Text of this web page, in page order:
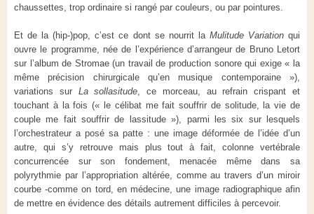
chaussettes, trop ordinaire si rangé par couleurs, ou par pointures.
Et de la (hip-)pop, c’est ce dont se nourrit la Mulitude Variationqui
ouvre le programme, née de l’expérience d’arrangeur de Bruno Letort
sur l’album de Stromae (un travail de production sonore qui exige « la
même précision chirurgicale qu’en musique contemporaine »),
variations sur La sollasitude, ce morceau, au refrain crispant et
touchant à la fois (« le célibat me fait souffrir de solitude, la vie de
couple me fait souffrir de lassitude »), parmi les six sur lesquels
l’orchestrateur a posé sa patte : une image déformée de l’idée d’un
autre, qui s’y retrouve mais plus tout à fait, colonne vertébrale
concurrencée sur son fondement, menacée même dans sa
polyrythmie par l’appropriation altérée, comme au travers d’un miroir
courbe -comme on tord, en médecine, une image radiographique afin
de mettre en évidence des détails autrement difficiles à percevoir.